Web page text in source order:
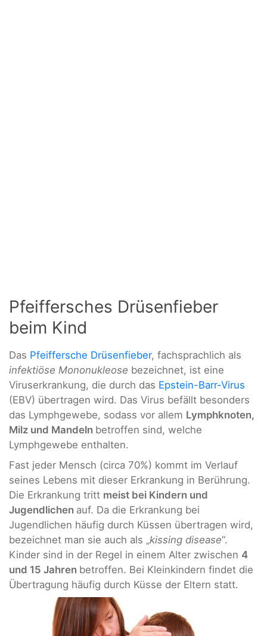
Pfeiffersches Drüsenfieber
beim Kind
Das Pfeiffersche Drüsenfieber, fachsprachlich als
infektiöse Mononukleose bezeichnet, ist eine
Viruserkrankung, die durch das Epstein-Barr-Virus
(EBV) übertragen wird. Das Virus befällt besonders
das Lymphgewebe, sodass vor allem Lymphknoten,
Milz und Mandeln betroffen sind, welche
Lymphgewebe enthalten.
Fast jeder Mensch (circa 70%) kommt im Verlauf
seines Lebens mit dieser Erkrankung in Berührung.
Die Erkrankung tritt meist bei Kindern und
Jugendlichen auf. Da die Erkrankung bei
Jugendlichen häufig durch Küssen übertragen wird,
bezeichnet man sie auch als „kissing disease“.
Kinder sind in der Regel in einem Alter zwischen 4
und 15 Jahren betroffen. Bei Kleinkindern findet die
Übertragung häufig durch Küsse der Eltern statt.